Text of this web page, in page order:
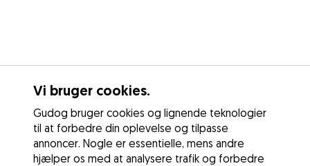
Vi bruger cookies.
Gudog bruger cookies og lignende teknologier
til at forbedre din oplevelse og tilpasse
annoncer. Nogle er essentielle, mens andre
hjælper os med at analysere trafik og forbedre